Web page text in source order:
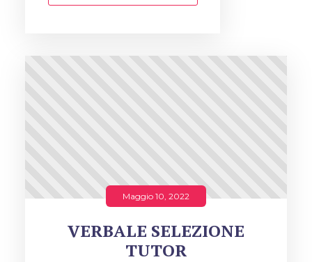
Maggio 10, 2022
VERBALE SELEZIONE
TUTOR